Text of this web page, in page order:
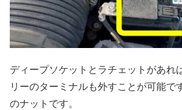
ディープソケットとラチェットがあれ
リーのターミナルも外すことが可能で
のナットです。